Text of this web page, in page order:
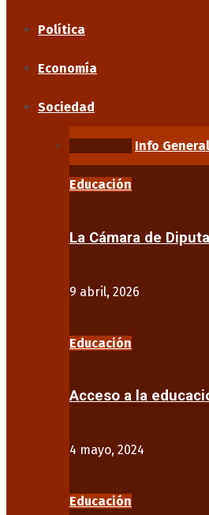
Política
Economía
Sociedad
Info General
Educación
La Cámara de
9 abril, 2026
Educación
Acceso a la
4 mayo, 2024
Educación